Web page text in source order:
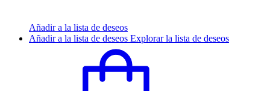
Añadir a la lista de deseos
Añadir a la lista de deseos Explorar la lista de deseos